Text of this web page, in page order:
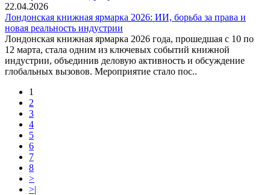
22.04.2026
Лондонская книжная ярмарка 2026: ИИ, борьба за права и
новая реальность индустрии
Лондонская книжная ярмарка 2026 года, прошедшая с 10 по
12 марта, стала одним из ключевых событий книжной
индустрии, объединив деловую активность и обсуждение
глобальных вызовов. Мероприятие стало пос..
1
2
3
4
5
6
7
8
>
>|